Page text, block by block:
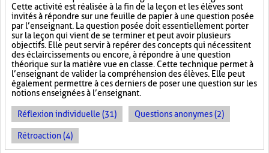
Cette activité est réalisée à la fin de la leçon et les élèves sont
invités à répondre sur une feuille de papier à une question posée
par l’enseignant. La question posée doit essentiellement porter
sur la leçon qui vient de se terminer et peut avoir plusieurs
objectifs. Elle peut servir à repérer des concepts qui nécessitent
des éclaircissements ou encore, à répondre à une question
théorique sur la matière vue en classe. Cette technique permet à
l’enseignant de valider la compréhension des élèves. Elle peut
également permettre à ces derniers de poser une question sur les
notions enseignées à l’enseignant.
Réflexion individuelle (31) Questions anonymes (2)
Rétroaction (4)